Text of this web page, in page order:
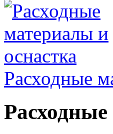
Расходные